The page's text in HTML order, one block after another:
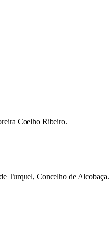
Coelho Ribeiro.
Turquel, Concelho de Alcobaça.